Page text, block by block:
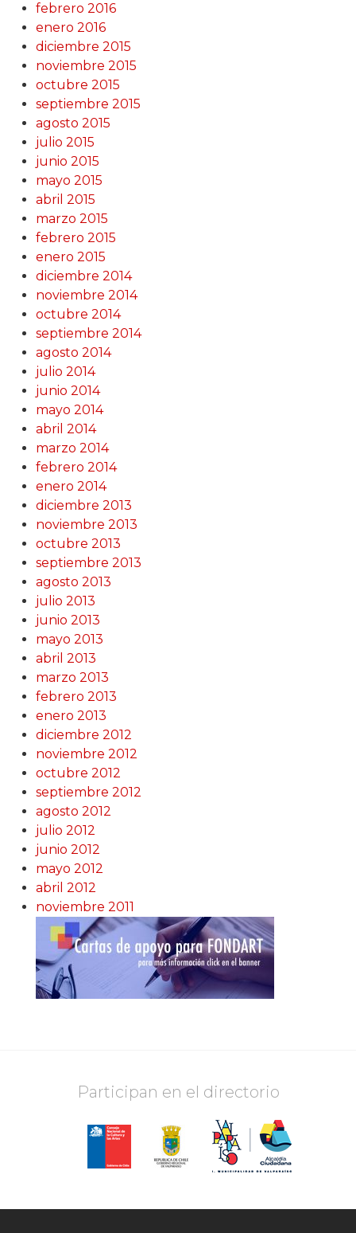
febrero 2016
enero 2016
diciembre 2015
noviembre 2015
octubre 2015
septiembre 2015
agosto 2015
julio 2015
junio 2015
mayo 2015
abril 2015
marzo 2015
febrero 2015
enero 2015
diciembre 2014
noviembre 2014
octubre 2014
septiembre 2014
agosto 2014
julio 2014
junio 2014
mayo 2014
abril 2014
marzo 2014
febrero 2014
enero 2014
diciembre 2013
noviembre 2013
octubre 2013
septiembre 2013
agosto 2013
julio 2013
junio 2013
mayo 2013
abril 2013
marzo 2013
febrero 2013
enero 2013
diciembre 2012
noviembre 2012
octubre 2012
septiembre 2012
agosto 2012
julio 2012
junio 2012
mayo 2012
abril 2012
noviembre 2011
Participan en el directorio